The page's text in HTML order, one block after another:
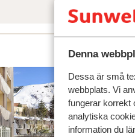
Denna
Dessa är små
webbplats. Vi
fungerar korrekt
analytiska
information du